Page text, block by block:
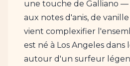
une touche de Galliano
aux notes d'anis, de
vient complexifier
est né à Los Angeles dans
autour d'un surfeur